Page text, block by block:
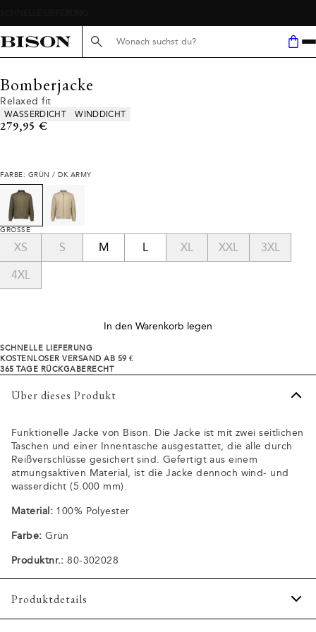
Suche hier...
Bomberjacke
Relaxed fit
Produkteigenschaften
WASSERDICHT WINDDICHT
Preis
279,95 €
FARBE: GRÜN / DK ARMY
GRÖSSE
XS S M L XL XXL 3XL
4XL
In den Warenkorb legen
SCHNELLE LIEFERUNG
KOSTENLOSER VERSAND AB 59 €
365 TAGE RÜCKGABERECHT
Über dieses Produkt
Funktionelle Jacke von Bison. Die Jacke ist mit zwei seitlichen
Taschen und einer Innentasche ausgestattet, die alle durch
Reißverschlüsse gesichert sind. Gefertigt aus einem
atmungsaktiven Material, ist die Jacke dennoch wind- und
wasserdicht (5.000 mm).
Material:100% Polyester
Farbe: Grün
Produktnr.: 80-302028
Produktdetails